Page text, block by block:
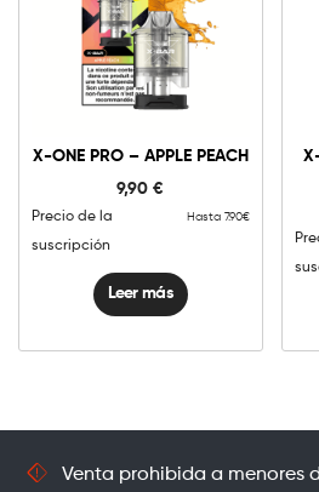
X-ONE PRO – APPLE PEACH
9,90€
Precio de la
suscripción
Hasta 7.90€
Leer más
Venta prohibida a menores